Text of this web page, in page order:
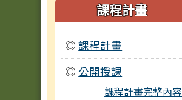
課程計畫
◎課程計畫
◎ 公開授課
課程計畫完整內容